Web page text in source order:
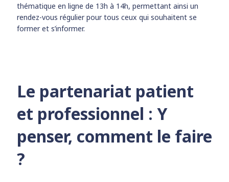
thématique en ligne de 13h à 14h, permettant ainsi un
rendez-vous régulier pour tous ceux qui souhaitent se
former et s’informer.
Le partenariat patient
et professionnel : Y
penser, comment le faire
?